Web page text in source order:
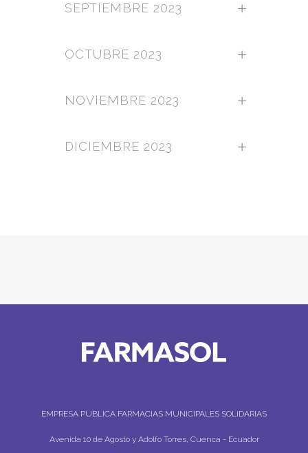
SEPTIEMBRE 2023
OCTUBRE 2023
NOVIEMBRE 2023
DICIEMBRE 2023
EMPRESA PUBLICA FARMACIAS MUNICIPALES SOLIDARIAS
Avenida 10 de Agosto y Adolfo Torres, Cuenca - Ecuador